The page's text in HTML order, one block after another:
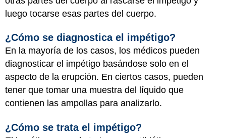
luego tocarse esas partes del cuerpo.
¿Cómo se diagnostica el impétigo?
En la mayoría de los casos, los médicos pueden
diagnosticar el impétigo basándose solo en el
aspecto de la erupción. En ciertos casos, pueden
tener que tomar una muestra del líquido que
contienen las ampollas para analizarlo.
¿Cómo se trata el impétigo?